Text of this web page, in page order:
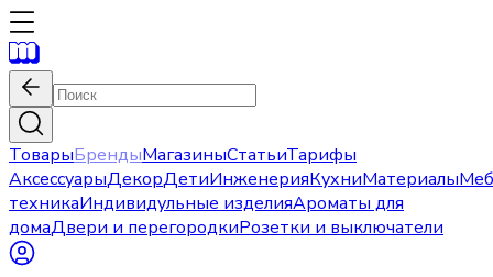
ТоварыБрендыМагазиныСтатьиТарифы
АксессуарыДекорДетиИнженерияКухниМатериалы
техникаИндивидульные изделияАроматы для
домаДвери и перегородкиРозетки и выключатели